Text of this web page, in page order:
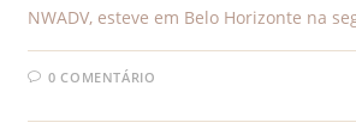
NWADV, esteve em Belo Horizonte na
0 COMENTÁRIO